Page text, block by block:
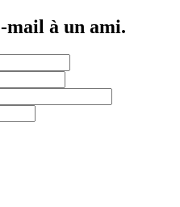
mail à un ami.